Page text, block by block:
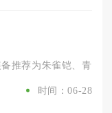
推荐为朱雀铠、青龙
时间：06-28